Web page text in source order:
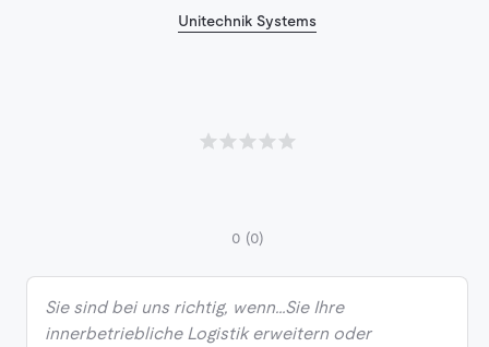
Unitechnik Systems
0 (0)
Sie sind bei uns richtig, wenn…Sie Ihre
innerbetriebliche Logistik erweitern oder